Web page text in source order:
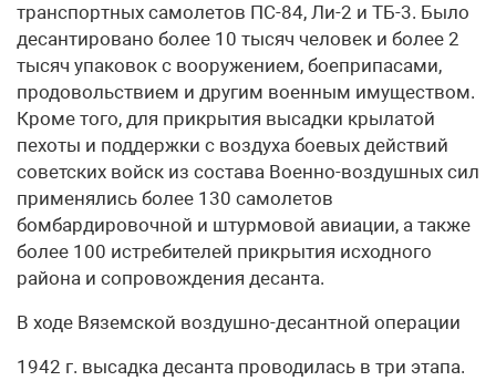
транспортных самолетов ПС-84, Ли-2 и ТБ-3. Было
десантировано более 10 тысяч человек и более 2
тысяч упаковок с вооружением, боеприпасами,
продовольствием и другим военным имуществом.
Кроме того, для прикрытия высадки крылатой
пехоты и поддержки с воздуха боевых действий
советских войск из состава Военно-воздушных сил
применялись более 130 самолетов
бомбардировочной и штурмовой авиации, а также
более 100 истребителей прикрытия исходного
района и сопровождения десанта.
В ходе Вяземской воздушно-десантной операции
1942 г. высадка десанта проводилась в три этапа.